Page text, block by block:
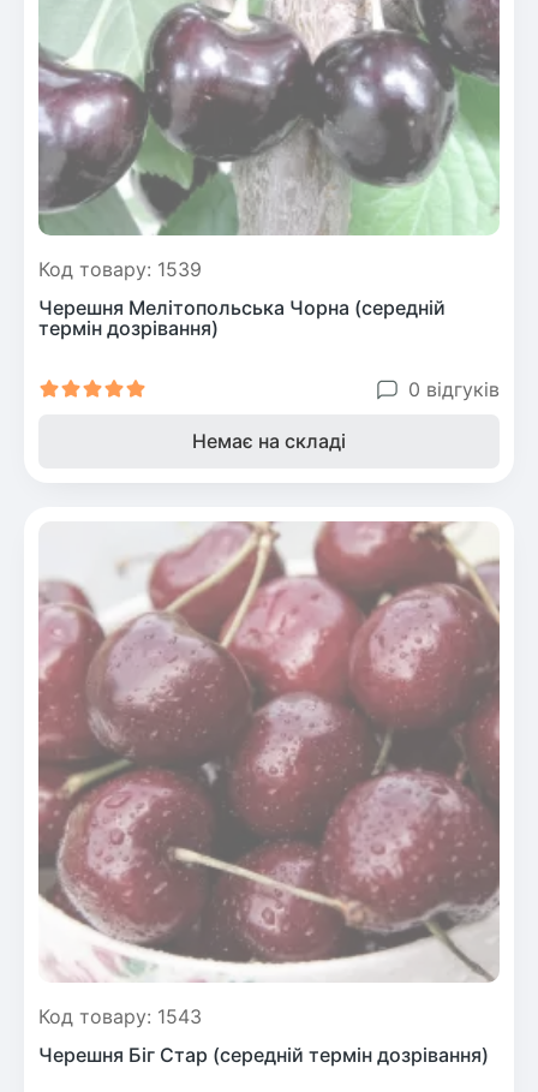
Рослини що в'ються
Гліцинія (Вістерія)
Жимолость декоративна
Плющ
Клематіс
Код товару: 1539
Черешня Мелітопольська Чорна (середній
термін дозрівання)
0 відгуків
Немає на складі
Код товару: 1543
Черешня Біг Стар (середній термін дозрівання)